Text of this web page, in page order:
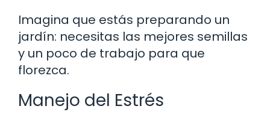
Imagina que estás preparando un
jardín: necesitas las mejores semillas
y un poco de trabajo para que
florezca.
Manejo del Estrés